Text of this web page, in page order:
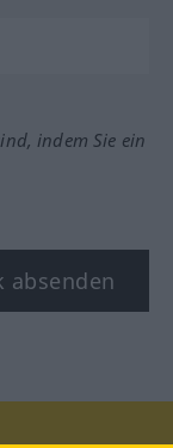
indem Sie ein
absenden